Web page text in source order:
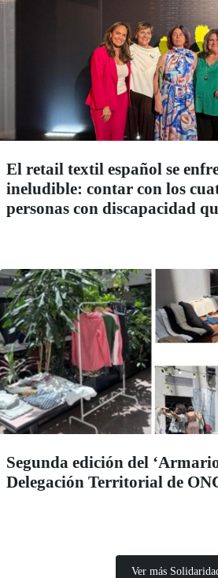
El retail textil español se
ineludible: contar con los
personas con discapacidad
Segunda edición del
Delegación Territorial de
Ver más